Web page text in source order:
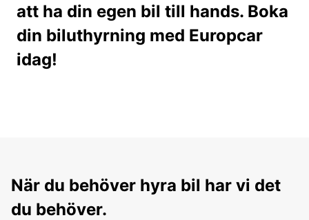
att ha din egen bil till hands. Boka
din biluthyrning med Europcar
idag!
När du behöver hyra bil har vi det
du behöver.